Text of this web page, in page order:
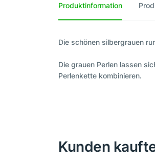
Produktinformation
Die schönen silbergrauen
Die grauen Perlen lassen
Perlenkette kombinieren.
Kunden